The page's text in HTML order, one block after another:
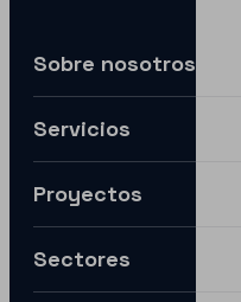
Sobre nosotros
Servicios
Proyectos
Sectores